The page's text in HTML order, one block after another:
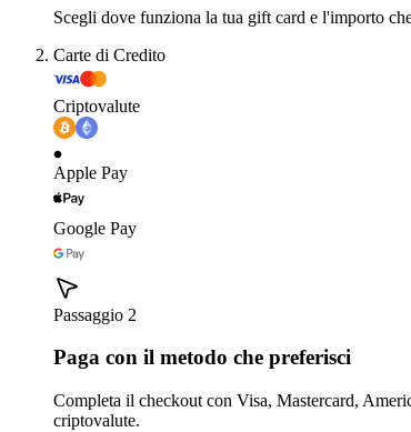
Scegli dove funziona la tua gift card e l'importo
Carte di Credito
Criptovalute
Apple Pay
Google Pay
Passaggio 2
Paga con il metodo che preferisci
Completa il checkout con Visa, Mastercard,
criptovalute.